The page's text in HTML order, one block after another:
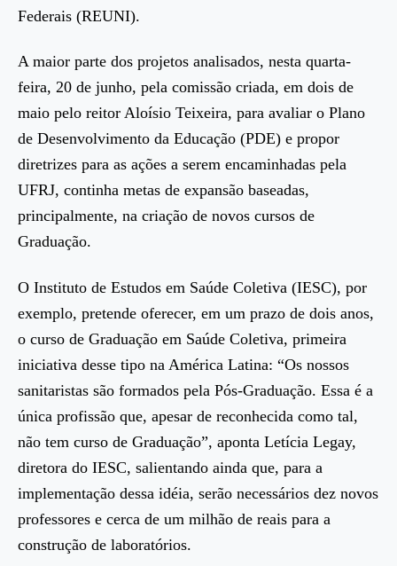
Federais (REUNI).
A maior parte dos projetos analisados, nesta quarta-
feira, 20 de junho, pela comissão criada, em dois de
maio pelo reitor Aloísio Teixeira, para avaliar o Plano
de Desenvolvimento da Educação (PDE) e propor
diretrizes para as ações a serem encaminhadas pela
UFRJ, continha metas de expansão baseadas,
principalmente, na criação de novos cursos de
Graduação.
O Instituto de Estudos em Saúde Coletiva (IESC), por
exemplo, pretende oferecer, em um prazo de dois anos,
o curso de Graduação em Saúde Coletiva, primeira
iniciativa desse tipo na América Latina: “Os nossos
sanitaristas são formados pela Pós-Graduação. Essa é a
única profissão que, apesar de reconhecida como tal,
não tem curso de Graduação”, aponta Letícia Legay,
diretora do IESC, salientando ainda que, para a
implementação dessa idéia, serão necessários dez novos
professores e cerca de um milhão de reais para a
construção de laboratórios.